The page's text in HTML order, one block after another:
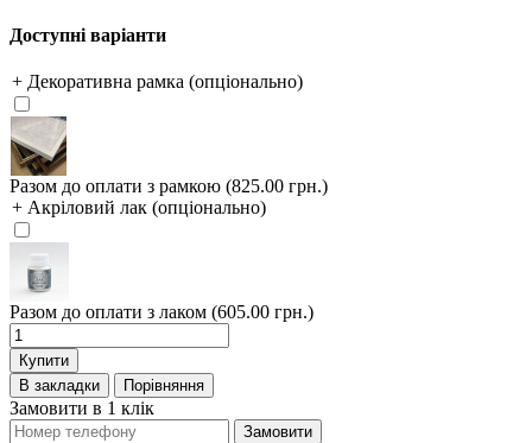
Доступні варіанти
+ Декоративна рамка (опціонально)
Разом до оплати з рамкою (825.00 грн.)
+ Акріловий лак (опціонально)
Разом до оплати з лаком (605.00 грн.)
Купити
В закладки
Порівняння
Замовити в 1 клік
Замовити